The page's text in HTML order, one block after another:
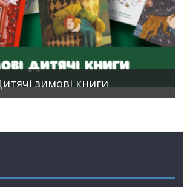
зимові книги